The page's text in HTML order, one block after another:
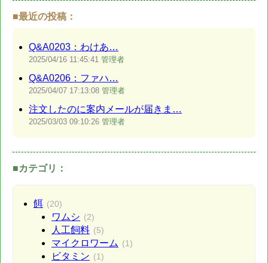
■最近の投稿：
Q&A0203：わけあ…
2025/04/16 11:45:41 管理者
Q&A0206：ファハ…
2025/04/07 17:13:08 管理者
注文したのに案内メールが届きま…
2025/03/03 09:10:26 管理者
■カテゴリ：
餌 (20)
ワムシ (2)
人工飼料 (5)
マイクロワーム (1)
ビタミン (1)